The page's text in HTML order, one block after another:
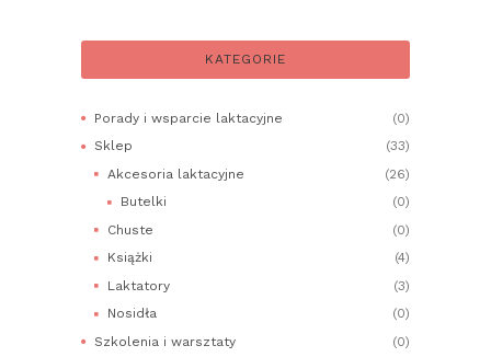
KATEGORIE
Porady i wsparcie laktacyjne
(0)
Sklep
(33)
Akcesoria laktacyjne
(26)
Butelki
(0)
Chuste
(0)
Książki
(4)
Laktatory
(3)
Nosidła
(0)
Szkolenia i warsztaty
(0)